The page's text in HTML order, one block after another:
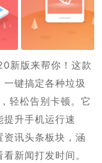
新版来帮你！这款
键搞定各种垃圾
轻松告别卡顿。它
升手机运行速
讯头条板块，涵
新闻打发时间。